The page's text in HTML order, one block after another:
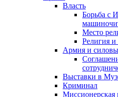
Власть
Борьба с
Место
Религия и
Армия и
Выставки в
Криминал
Миссионерская